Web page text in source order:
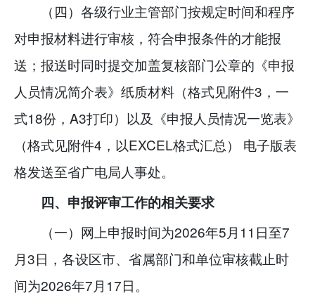
（四）各级行业主管部门按规定时间和程序
对申报材料进行审核，符合申报条件的才能报
送；报送时同时提交加盖复核部门公章的《申报
人员情况简介表》纸质材料（格式见附件3，一
式18份，A3打印）以及《申报人员情况一览表》
（格式见附件4，以EXCEL格式汇总） 电子版表
格发送至省广电局人事处。
四、申报评审工作的相关要求
（一）网上申报时间为2026年5月11日至7
月3日，各设区市、省属部门和单位审核截止时
间为2026年7月17日。